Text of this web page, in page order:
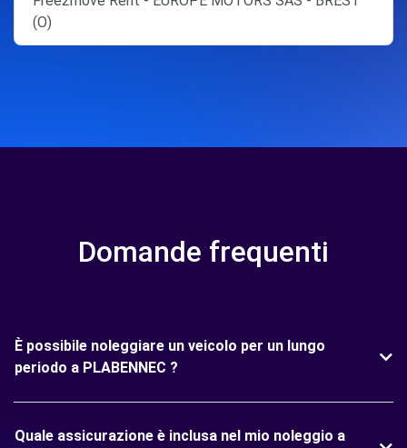
(O)
Domande frequenti
È possibile noleggiare un veicolo per un lungo
periodo a PLABENNEC ?
Quale assicurazione è inclusa nel mio noleggio a